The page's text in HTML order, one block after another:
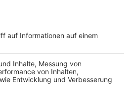
Frechen-Königsdorf.
Manheim, Bergheim, und
die Kollegen in Frechen
wurde die Bonnstraße
– sie war deshalb mehrere